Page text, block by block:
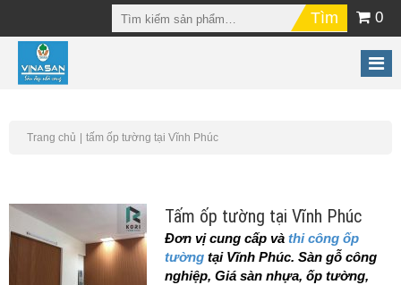
0
Trang chủ tấm ốp tường tại Vĩnh Phúc
Tấm ốp tường tại Vĩnh Phúc
Đơn vị cung cấp và thi công ốp
tường tại Vĩnh Phúc. Sàn gỗ công
nghiệp, Giá sàn nhựa, ốp tường,